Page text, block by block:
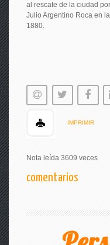
al rescate de la ciudad
Julio Argentino Roca en
1880.
IMPRIMIR
Nota leída 3609 veces
comentarios